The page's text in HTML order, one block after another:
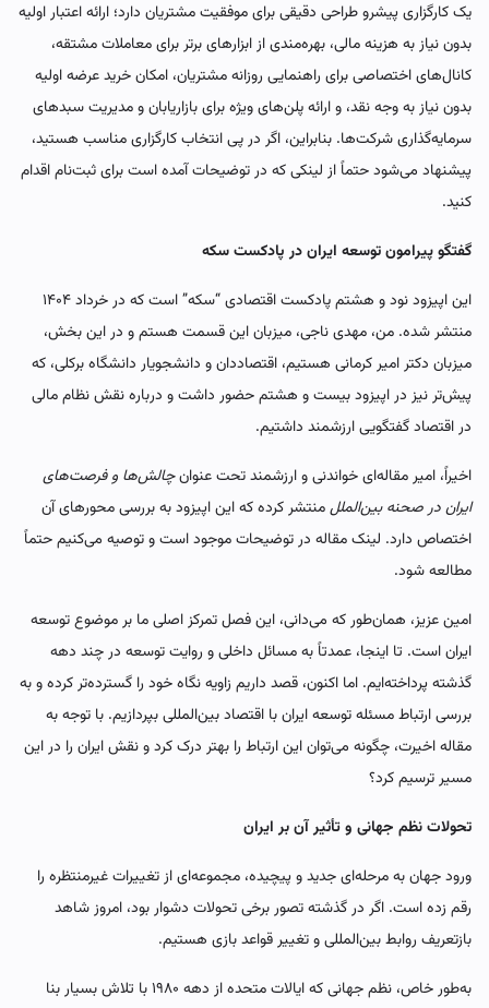
یک کارگزاری پیشرو طراحی دقیقی برای موفقیت مشتریان دارد؛ ارائه اعتبار اولیه
بدون نیاز به هزینه مالی، بهره‌مندی از ابزارهای برتر برای معاملات مشتقه،
کانال‌های اختصاصی برای راهنمایی روزانه مشتریان، امکان خرید عرضه اولیه
بدون نیاز به وجه نقد، و ارائه پلن‌های ویژه برای بازاریابان و مدیریت سبدهای
سرمایه‌گذاری شرکت‌ها. بنابراین، اگر در پی انتخاب کارگزاری مناسب هستید،
پیشنهاد می‌شود حتماً از لینکی که در توضیحات آمده است برای ثبت‌نام اقدام
کنید.
گفتگو پیرامون توسعه ایران در پادکست سکه
این اپیزود نود و هشتم پادکست اقتصادی “سکه” است که در خرداد ۱۴۰۴
منتشر شده. من، مهدی ناجی، میزبان این قسمت هستم و در این بخش،
میزبان دکتر امیر کرمانی هستیم، اقتصاددان و دانشجویار دانشگاه برکلی، که
پیش‌تر نیز در اپیزود بیست و هشتم حضور داشت و درباره نقش نظام مالی
در اقتصاد گفتگویی ارزشمند داشتیم.
اخیراً، امیر مقاله‌ای خواندنی و ارزشمند تحت عنوانچالش‌ها و فرصت‌های
ایران در صحنه بین‌المللمنتشر کرده که این اپیزود به بررسی محورهای آن
اختصاص دارد. لینک مقاله در توضیحات موجود است و توصیه می‌کنیم حتماً
مطالعه شود.
امین عزیز، همان‌طور که می‌دانی، این فصل تمرکز اصلی ما بر موضوع توسعه
ایران است. تا اینجا، عمدتاً به مسائل داخلی و روایت توسعه در چند دهه
گذشته پرداخته‌ایم. اما اکنون، قصد داریم زاویه نگاه خود را گسترده‌تر کرده و به
بررسی ارتباط مسئله توسعه ایران با اقتصاد بین‌المللی بپردازیم. با توجه به
مقاله اخیرت، چگونه می‌توان این ارتباط را بهتر درک کرد و نقش ایران را در این
مسیر ترسیم کرد؟
تحولات نظم جهانی و تأثیر آن بر ایران
ورود جهان به مرحله‌ای جدید و پیچیده، مجموعه‌ای از تغییرات غیرمنتظره را
رقم زده است. اگر در گذشته تصور برخی تحولات دشوار بود، امروز شاهد
بازتعریف روابط بین‌المللی و تغییر قواعد بازی هستیم.
به‌طور خاص، نظم جهانی که ایالات متحده از دهه ۱۹۸۰ با تلاش بسیار بنا